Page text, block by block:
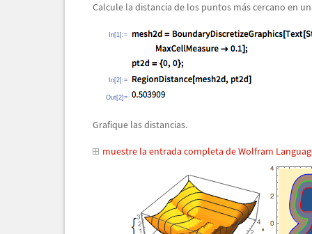
Calcule la distancia de los puntos más cercano en
In[1]:=
In[2]:=
Out[2]=
Grafique las distancias.
muestre la entrada completa de Wolfram